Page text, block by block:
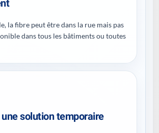
la fibre peut être dans la rue mais pas
dans tous les bâtiments ou toutes
solution temporaire